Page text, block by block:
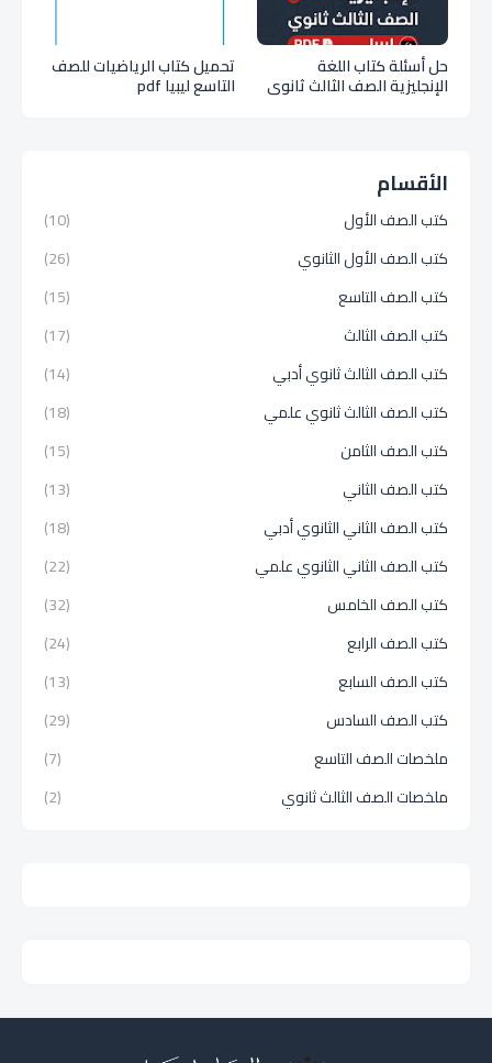
حل أسئلة كتاب اللغة
الإنجليزية الصف الثالث ثانوي
2026 ليبيا PDF كامل
تحميل كتاب الرياضيات للصف
التاسع ليبيا pdf
الأقسام
كتب الصف الأول
(10)
كتب الصف الأول الثانوي
(26)
كتب الصف التاسع
(15)
كتب الصف الثالث
(17)
كتب الصف الثالث ثانوي أدبي
(14)
كتب الصف الثالث ثانوي علمي
(18)
كتب الصف الثامن
(15)
كتب الصف الثاني
(13)
كتب الصف الثاني الثانوي أدبي
(18)
كتب الصف الثاني الثانوي علمي
(22)
كتب الصف الخامس
(32)
كتب الصف الرابع
(24)
كتب الصف السابع
(13)
كتب الصف السادس
(29)
ملخصات الصف التاسع
(7)
ملخصات الصف الثالث ثانوي
(2)